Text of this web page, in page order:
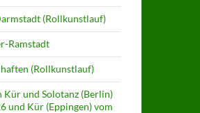
(Rollkunstlauf)
Ramstadt
(Rollkunstlauf)
Kür und Solotanz (Berlin)
und Kür (Eppingen) vom